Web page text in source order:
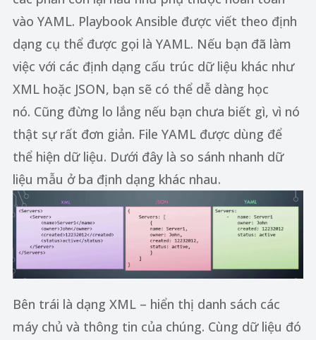
vào YAML. Playbook Ansible được viết theo định
dạng cụ thể được gọi là YAML. Nếu bạn đã làm
việc với các định dạng cấu trúc dữ liệu khác như
XML hoặc JSON, bạn sẽ có thể dễ dàng học
nó. Cũng đừng lo lắng nếu bạn chưa biết gì, vì nó
thật sự rất đơn giản. File YAML được dùng để
thể hiện dữ liệu. Dưới đây là so sánh nhanh dữ
liệu mẫu ở ba định dạng khác nhau.
Bên trái là dạng XML – hiển thị danh sách các
máy chủ và thông tin của chúng. Cùng dữ liệu đó